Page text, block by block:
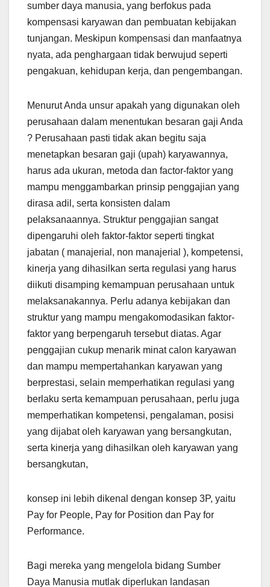
sumber daya manusia, yang berfokus pada
kompensasi karyawan dan pembuatan kebijakan
tunjangan. Meskipun kompensasi dan manfaatnya
nyata, ada penghargaan tidak berwujud seperti
pengakuan, kehidupan kerja, dan pengembangan.
Menurut Anda unsur apakah yang digunakan oleh
perusahaan dalam menentukan besaran gaji Anda
? Perusahaan pasti tidak akan begitu saja
menetapkan besaran gaji (upah) karyawannya,
harus ada ukuran, metoda dan factor-faktor yang
mampu menggambarkan prinsip penggajian yang
dirasa adil, serta konsisten dalam
pelaksanaannya. Struktur penggajian sangat
dipengaruhi oleh faktor-faktor seperti tingkat
jabatan ( manajerial, non manajerial ), kompetensi,
kinerja yang dihasilkan serta regulasi yang harus
diikuti disamping kemampuan perusahaan untuk
melaksanakannya. Perlu adanya kebijakan dan
struktur yang mampu mengakomodasikan faktor-
faktor yang berpengaruh tersebut diatas. Agar
penggajian cukup menarik minat calon karyawan
dan mampu mempertahankan karyawan yang
berprestasi, selain memperhatikan regulasi yang
berlaku serta kemampuan perusahaan, perlu juga
memperhatikan kompetensi, pengalaman, posisi
yang dijabat oleh karyawan yang bersangkutan,
serta kinerja yang dihasilkan oleh karyawan yang
bersangkutan,
konsep ini lebih dikenal dengan konsep 3P, yaitu
Pay for People, Pay for Position dan Pay for
Performance.
Bagi mereka yang mengelola bidang Sumber
Daya Manusia mutlak diperlukan landasan